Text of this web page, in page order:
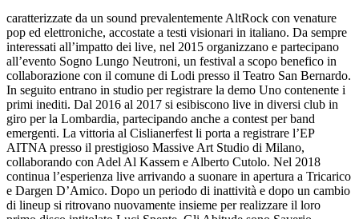
caratterizzate da un sound prevalentemente AltRock con venature
pop ed elettroniche, accostate a testi visionari in italiano. Da sempre
interessati all’impatto dei live, nel 2015 organizzano e partecipano
all’evento Sogno Lungo Neutroni, un festival a scopo benefico in
collaborazione con il comune di Lodi presso il Teatro San Bernardo.
In seguito entrano in studio per registrare la demo Uno contenente i
primi inediti. Dal 2016 al 2017 si esibiscono live in diversi club in
giro per la Lombardia, partecipando anche a contest per band
emergenti. La vittoria al Cislianerfest li porta a registrare l’EP
AITNA presso il prestigioso Massive Art Studio di Milano,
collaborando con Adel Al Kassem e Alberto Cutolo. Nel 2018
continua l’esperienza live arrivando a suonare in apertura a Tricarico
e Dargen D’Amico. Dopo un periodo di inattività e dopo un cambio
di lineup si ritrovano nuovamente insieme per realizzare il loro